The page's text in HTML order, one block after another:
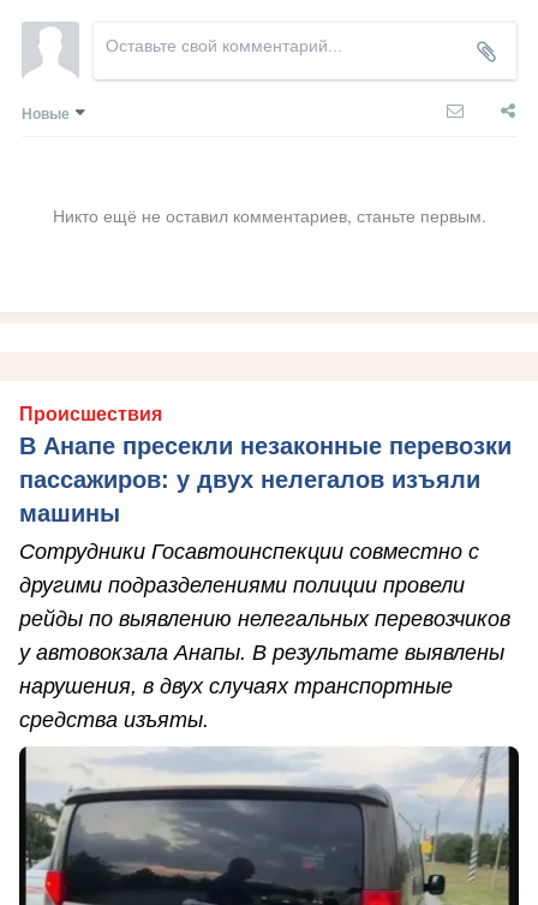
Новые
Никто ещё не оставил комментариев, станьте первым.
Происшествия
В Анапе пресекли незаконные перевозки
пассажиров: у двух нелегалов изъяли
машины
Сотрудники Госавтоинспекции совместно с
другими подразделениями полиции провели
рейды по выявлению нелегальных перевозчиков
у автовокзала Анапы. В результате выявлены
нарушения, в двух случаях транспортные
средства изъяты.